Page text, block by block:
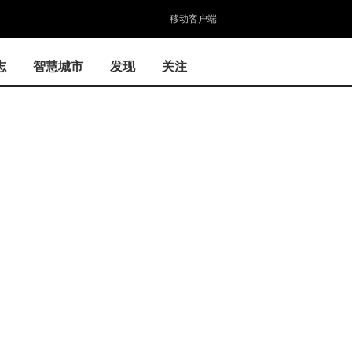
移动客户端
智慧城市 发现 关注